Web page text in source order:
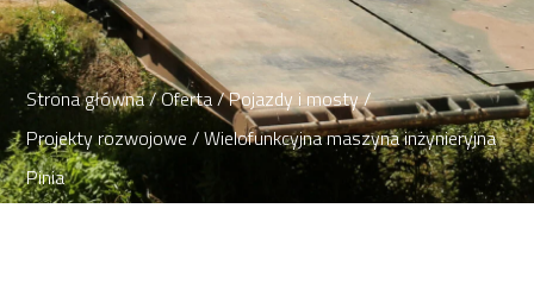
Strona główna/Oferta/Pojazdy i mosty/
Projekty rozwojowe / Wielofunkcyjna maszyna inżynieryjna
Pinia